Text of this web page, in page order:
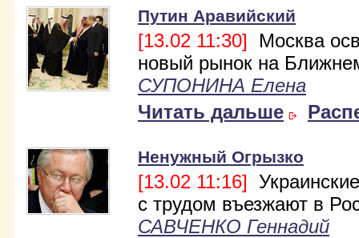
Путин Аравийский
[13.02 11:30] Москва
новый рынок на
СУПОНИНА Елена
Читать дальше
Ненужный Огрызко
[13.02 11:16]
с трудом въезжают в
САВЧЕНКО Геннадий